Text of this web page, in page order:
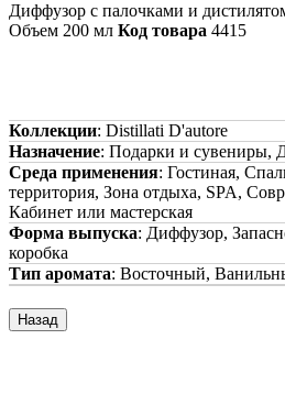
Диффузор с палочками и
Объем 200 мл Код товара 4415
Коллекции: Distillati D'autore
Назначение: Подарки и сувениры,
Среда применения: Гостиная,
территория, Зона отдыха, SPA,
Кабинет или мастерская
Форма выпуска: Диффузор,
коробка
Тип аромата: Восточный,